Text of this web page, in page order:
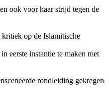
ook voor haar strijd tegen de
kritiek op de Islamitische
eerste instantie te maken met
rondleiding gekregen